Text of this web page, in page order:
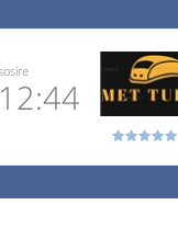
doar cu
12:44